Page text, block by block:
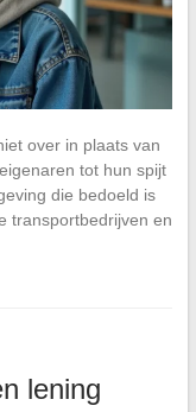
over in plaats van
tot hun spijt
die bedoeld is
transportbedrijven en
lening